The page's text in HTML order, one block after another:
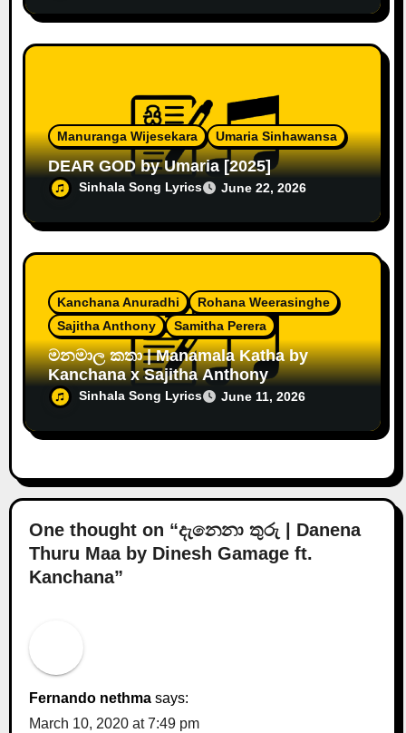
Manuranga Wijesekara Umaria Sinhawansa
DEAR GOD by Umaria [2025]
Sinhala Song Lyrics June 22, 2026
Kanchana Anuradhi
Rohana Weerasinghe
Sajitha Anthony
Samitha Perera
මනමාල කතා | Manamala Katha by
Kanchana x Sajitha Anthony
Sinhala Song Lyrics June 11, 2026
One thought on “දැනෙනා තුරු | Danena
Thuru Maa by Dinesh Gamage ft.
Kanchana”
Fernando nethma says:
March 10, 2020 at 7:49 pm